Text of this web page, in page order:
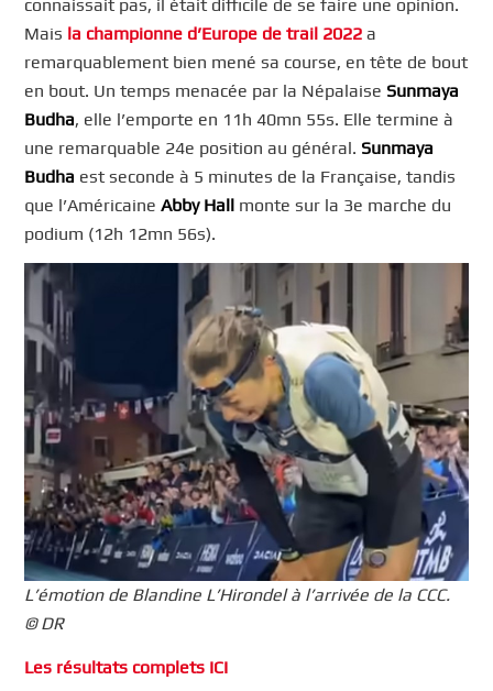
connaissait pas, il était difficile de se faire une opinion.
Mais la championne d’Europe de trail 2022 a
remarquablement bien mené sa course, en tête de bout
en bout. Un temps menacée par la Népalaise Sunmaya
Budha, elle l’emporte en 11h 40mn 55s. Elle termine à
une remarquable 24e position au général. Sunmaya
Budha est seconde à 5 minutes de la Française, tandis
que l’AméricaineAbby Hall monte sur la 3e marche du
podium (12h 12mn 56s).
L’émotion de Blandine L’Hirondel à l’arrivée de la CCC.
© DR
Les résultats complets ICI